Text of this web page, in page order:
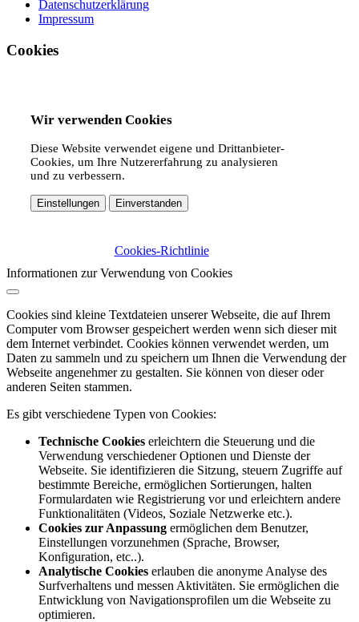
Datenschutzerklärung
Impressum
Cookies
Wir verwenden Cookies
Diese Website verwendet eigene und Drittanbieter-
Cookies, um Ihre Nutzererfahrung zu analysieren
und zu verbessern.
Einstellungen Einverstanden
Cookies-Richtlinie
Informationen zur Verwendung von Cookies
Cookies sind kleine Textdateien unserer Webseite, die auf Ihrem
Computer vom Browser gespeichert werden wenn sich dieser mit
dem Internet verbindet. Cookies können verwendet werden, um
Daten zu sammeln und zu speichern um Ihnen die Verwendung der
Webseite angenehmer zu gestalten. Sie können von dieser oder
anderen Seiten stammen.
Es gibt verschiedene Typen von Cookies:
Technische Cookies erleichtern die Steuerung und die
Verwendung verschiedener Optionen und Dienste der
Webseite. Sie identifizieren die Sitzung, steuern Zugriffe auf
bestimmte Bereiche, ermöglichen Sortierungen, halten
Formulardaten wie Registrierung vor und erleichtern andere
Funktionalitäten (Videos, Soziale Netzwerke etc.).
Cookies zur Anpassung ermöglichen dem Benutzer,
Einstellungen vorzunehmen (Sprache, Browser,
Konfiguration, etc..).
Analytische Cookies erlauben die anonyme Analyse des
Surfverhaltens und messen Aktivitäten. Sie ermöglichen die
Entwicklung von Navigationsprofilen um die Webseite zu
optimieren.